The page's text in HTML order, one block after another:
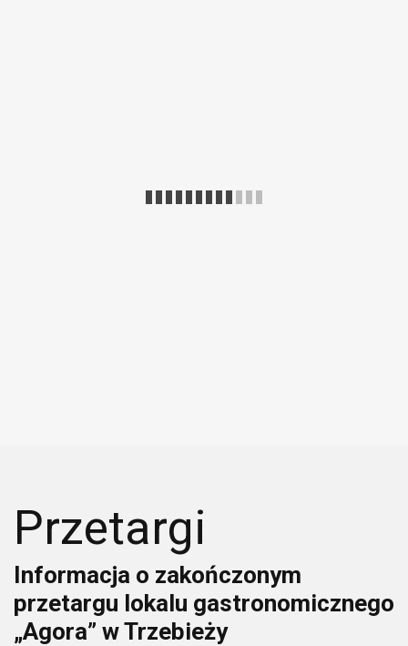
Przetargi
Informacja o zakończonym
przetargu lokalu gastronomicznego
„Agora” w Trzebieży